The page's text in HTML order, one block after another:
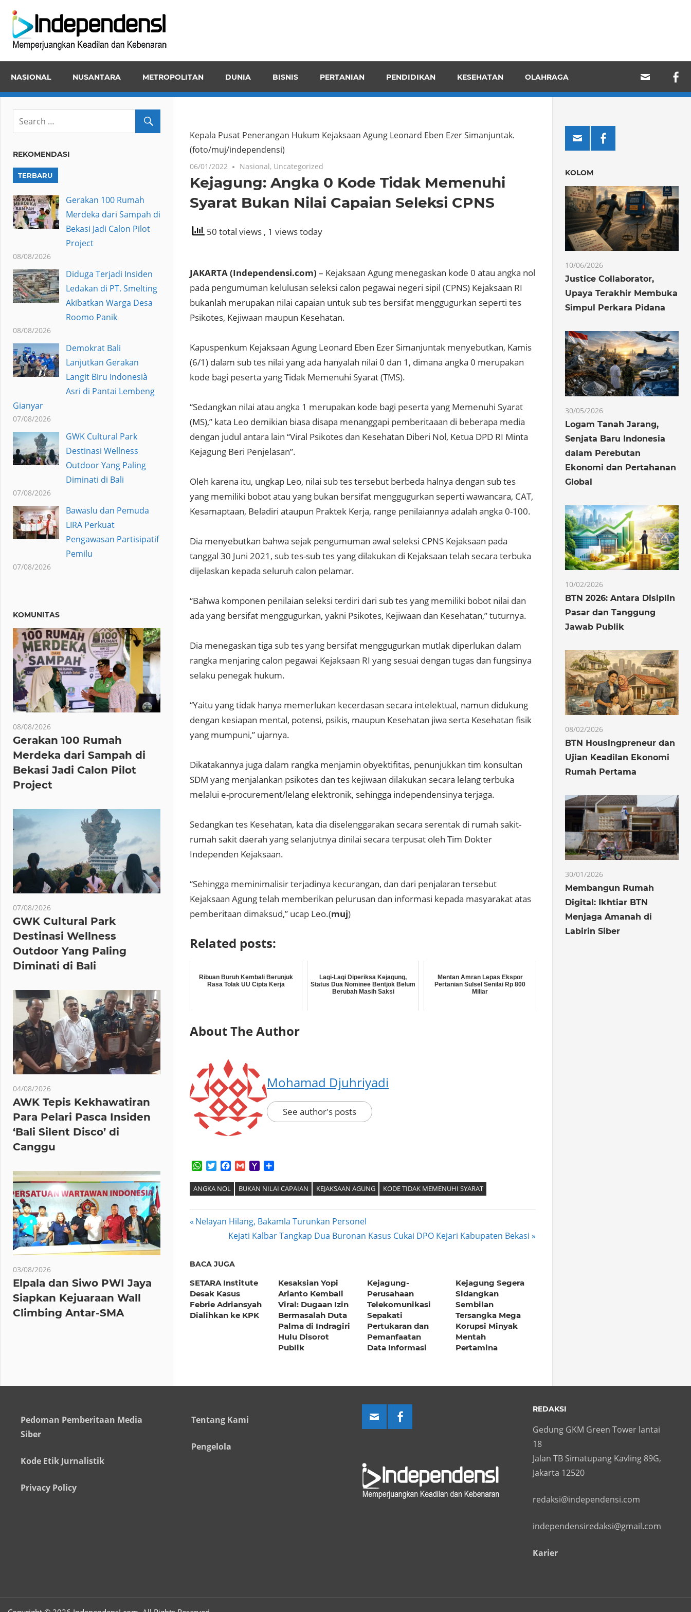
content
dan
NASIONAL NUSANTARA METROPOLITAN DUNIA BISNIS PERTANIAN PENDIDIKAN KESEHATAN OLAHRAGA
Kepala Pusat Penerangan Hukum Kejaksaan Agung Leonard Eben Ezer Simanjuntak.
(foto/muj/independensi)
06/01/2022 Nasional, Uncategorized
Kejagung: Angka 0 Kode Tidak Memenuhi
Syarat Bukan Nilai Capaian Seleksi CPNS
50 total views , 1 views today
JAKARTA (Independensi.com) – Kejaksaan Agung menegaskan kode 0 atau angka nol
pada pengumuman kelulusan seleksi calon pegawai negeri sipil (CPNS) Kejaksaan RI
bukanlah merupakan nilai capaian untuk sub tes bersifat menggugurkan seperti tes
Psikotes, Kejiwaan maupun Kesehatan.
Kapuspenkum Kejaksaan Agung Leonard Eben Ezer Simanjuntak menyebutkan, Kamis
(6/1) dalam sub tes nilai yang ada hanyalah nilai 0 dan 1, dimana angka 0 merupakan
kode bagi peserta yang Tidak Memenuhi Syarat (TMS).
“Sedangkan nilai atau angka 1 merupakan kode bagi peserta yang Memenuhi Syarat
(MS),” kata Leo demikian biasa disapa menanggapi pemberitaaan di beberapa media
dengan judul antara lain “Viral Psikotes dan Kesehatan Diberi Nol, Ketua DPD RI Minta
Kejagung Beri Penjelasan”.
Oleh karena itu, ungkap Leo, nilai sub tes tersebut berbeda halnya dengan sub tes
yang memiliki bobot atau yang bukan bersifat menggugurkan seperti wawancara, CAT,
Kesamaptaan, Beladiri ataupun Praktek Kerja, range penilaiannya adalah angka 0-100.
Dia menyebutkan bahwa sejak pengumuman awal seleksi CPNS Kejaksaan pada
tanggal 30 Juni 2021, sub tes-sub tes yang dilakukan di Kejaksaan telah secara terbuka
dijelaskan kepada seluruh calon pelamar.
“Bahwa komponen penilaian seleksi terdiri dari sub tes yang memiliki bobot nilai dan
ada yang bersifat menggugurkan, yakni Psikotes, Kejiwaan dan Kesehatan,” tuturnya.
Dia menegaskan tiga sub tes yang bersifat menggugurkan mutlak diperlukan dalam
rangka menjaring calon pegawai Kejaksaan RI yang sesuai dengan tugas dan fungsinya
selaku penegak hukum.
“Yaitu yang tidak hanya memerlukan kecerdasan secara intelektual, namun didukung
dengan kesiapan mental, potensi, psikis, maupun Kesehatan jiwa serta Kesehatan fisik
yang mumpuni,” ujarnya.
Dikatakannya juga dalam rangka menjamin obyektifitas, penunjukkan tim konsultan
SDM yang menjalankan psikotes dan tes kejiwaan dilakukan secara lelang terbuka
melalui e-procurement/lelang elektronik, sehingga independensinya terjaga.
Sedangkan tes Kesehatan, kata dia diselenggarakan secara serentak di rumah sakit-
rumah sakit daerah yang selanjutnya dinilai secara terpusat oleh Tim Dokter
Independen Kejaksaan.
“Sehingga meminimalisir terjadinya kecurangan, dan dari penjalaran tersebut
Kejaksaan Agung telah memberikan pelurusan dan informasi kepada masyarakat atas
pemberitaan dimaksud,” ucap Leo.(muj)
Related posts:
Ribuan Buruh Kembali Berunjuk
Rasa Tolak UU Cipta Kerja
Lagi-Lagi Diperiksa Kejagung,
Status Dua Nominee Bentjok Belum
Berubah Masih Saksi
Mentan Amran Lepas Ekspor
Pertanian Sulsel Senilai Rp 800
Miliar
About The Author
Mohamad Djuhriyadi
See author's posts
WhatsApp
TwitterFacebook
GmailYahoo
ANGKA NOL BUKAN NILAI CAPAIAN KEJAKSAAN AGUNG KODE TIDAK MEMENUHI SYARAT
Post
navigation
Previous
Nelayan Hilang, Bakamla Turunkan Personel
Next
Kejati Kalbar Tangkap Dua Buronan Kasus Cukai DPO Kejari Kabupaten Bekasi
BACA JUGA
SETARA Institute
Desak Kasus
Febrie Adriansyah
Dialihkan ke KPK
Kesaksian Yopi
Arianto Kembali
Viral: Dugaan Izin
Bermasalah Duta
Palma di Indragiri
Hulu Disorot
Publik
Kejagung-
Perusahaan
Telekomunikasi
Sepakati
Pertukaran dan
Pemanfaatan
Data Informasi
Kejagung Segera
Sidangkan
Sembilan
Tersangka Mega
Korupsi Minyak
Mentah
Pertamina
REKOMENDASI
TERBARU
Gerakan 100 Rumah
Merdeka dari Sampah di
Bekasi Jadi Calon Pilot
Project
08/08/2026
Diduga Terjadi Insiden
Ledakan di PT. Smelting
Akibatkan Warga Desa
Roomo Panik
08/08/2026
Demokrat Bali
Lanjutkan Gerakan
Langit Biru Indonesià
Asri di Pantai Lembeng
Gianyar
07/08/2026
GWK Cultural Park
Destinasi Wellness
Outdoor Yang Paling
Diminati di Bali
07/08/2026
Bawaslu dan Pemuda
LIRA Perkuat
Pengawasan Partisipatif
Pemilu
07/08/2026
KOMUNITAS
08/08/2026
Gerakan 100 Rumah
Merdeka dari Sampah di
Bekasi Jadi Calon Pilot
Project
07/08/2026
GWK Cultural Park
Destinasi Wellness
Outdoor Yang Paling
Diminati di Bali
04/08/2026
AWK Tepis Kekhawatiran
Para Pelari Pasca Insiden
‘Bali Silent Disco’ di
Canggu
03/08/2026
Elpala dan Siwo PWI Jaya
Siapkan Kejuaraan Wall
Climbing Antar-SMA
KOLOM
10/06/2026
Justice Collaborator,
Upaya Terakhir Membuka
Simpul Perkara Pidana
30/05/2026
Logam Tanah Jarang,
Senjata Baru Indonesia
dalam Perebutan
Ekonomi dan Pertahanan
Global
10/02/2026
BTN 2026: Antara Disiplin
Pasar dan Tanggung
Jawab Publik
08/02/2026
BTN Housingpreneur dan
Ujian Keadilan Ekonomi
Rumah Pertama
30/01/2026
Membangun Rumah
Digital: Ikhtiar BTN
Menjaga Amanah di
Labirin Siber
Pedoman Pemberitaan Media
Siber
Kode Etik Jurnalistik
Privacy Policy
Tentang Kami
Pengelola
REDAKSI
Gedung GKM Green Tower lantai
18
Jalan TB Simatupang Kavling 89G,
Jakarta 12520
redaksi@independensi.com
independensiredaksi@gmail.com
Karier